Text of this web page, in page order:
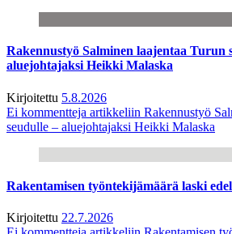
Rakennustyö Salminen laajentaa Turun
aluejohtajaksi Heikki Malaska
Kirjoitettu 5.8.2026
Ei kommentteja artikkeliin Rakennustyö
seudulle – aluejohtajaksi Heikki Malaska
Rakentamisen työntekijämäärä laski
Kirjoitettu 22.7.2026